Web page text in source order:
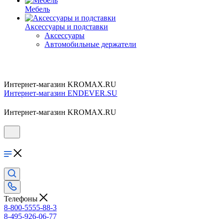
Мебель
Аксессуары и подставки
Аксессуары
Автомобильные держатели
Интернет-магазин KROMAX.RU
Интернет-магазин ENDEVER.SU
Интернет-магазин KROMAX.RU
Телефоны
8-800-5555-88-3
8-495-926-06-77